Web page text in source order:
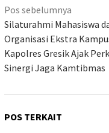
Navigasi
pos
Pos sebelumnya
Silaturahmi Mahasiswa
Organisasi Ekstra
Kapolres Gresik Ajak
Sinergi Jaga Kamtibmas
POS TERKAIT